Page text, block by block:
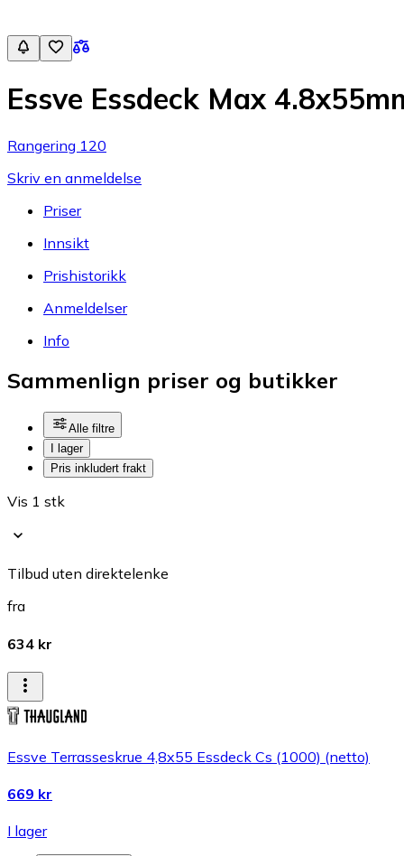
Essve Essdeck Max
Rangering 120
Skriv en anmeldelse
Priser
Innsikt
Prishistorikk
Anmeldelser
Info
Sammenlign priser og butikker
Alle filtre
I lager
Pris inkludert frakt
Vis 1 stk
Tilbud uten direktelenke
fra
634 kr
Essve Terrasseskrue 4,8x55 Essdeck Cs (1000) (netto)
669 kr
I lager